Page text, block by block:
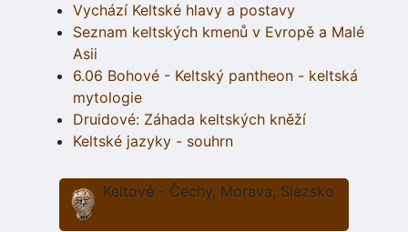
Vychází Keltské hlavy a postavy
Seznam keltských kmenů v Evropě a Malé
Asii
6.06 Bohové - Keltský pantheon - keltská
mytologie
Druidové: Záhada keltských kněží
Keltské jazyky - souhrn
Keltové - Čechy, Morava, Slezsko